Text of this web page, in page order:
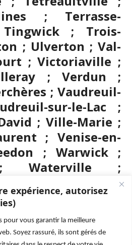
expérience, autorisez
pour vous garantir la meilleure
Soyez rassuré, ils sont gérés de
; Terrasse-
; Trois-
; Ulverton ; Val-
; Victoriaville ;
; Verdun ;
; Vaudreuil-
sur-le-Lac ;
; Ville-Marie ;
; Venise-en-
; Warwick ;
; Waterville ;
; Wickham ;
; Yamachiche ;